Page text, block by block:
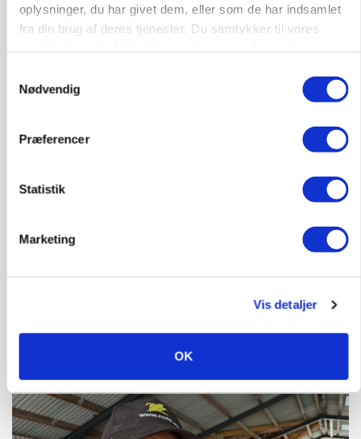
oplysninger, du har givet dem, eller som de har indsamlet
fra din brug af deres tjenester. Du samtykker til vores
Nødvendig
Præferencer
Statistik
Marketing
Vis detaljer
OK
landbrugets ejerstruktur
Loading...
Russisk mælkepris dykker 23 procent